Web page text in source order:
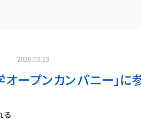
2026.03.13
ープンカンパニー」に
る